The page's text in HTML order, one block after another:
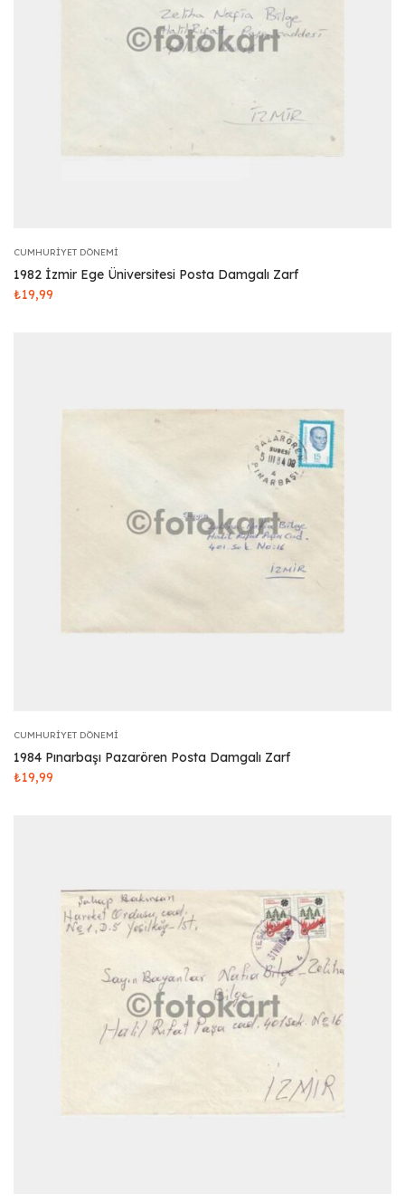
CUMHURIYET DÖNEMI
1982 İzmir Ege Üniversitesi Posta Damgalı Zarf
₺19,99
CUMHURIYET DÖNEMI
1984 Pınarbaşı Pazarören Posta Damgalı Zarf
₺19,99